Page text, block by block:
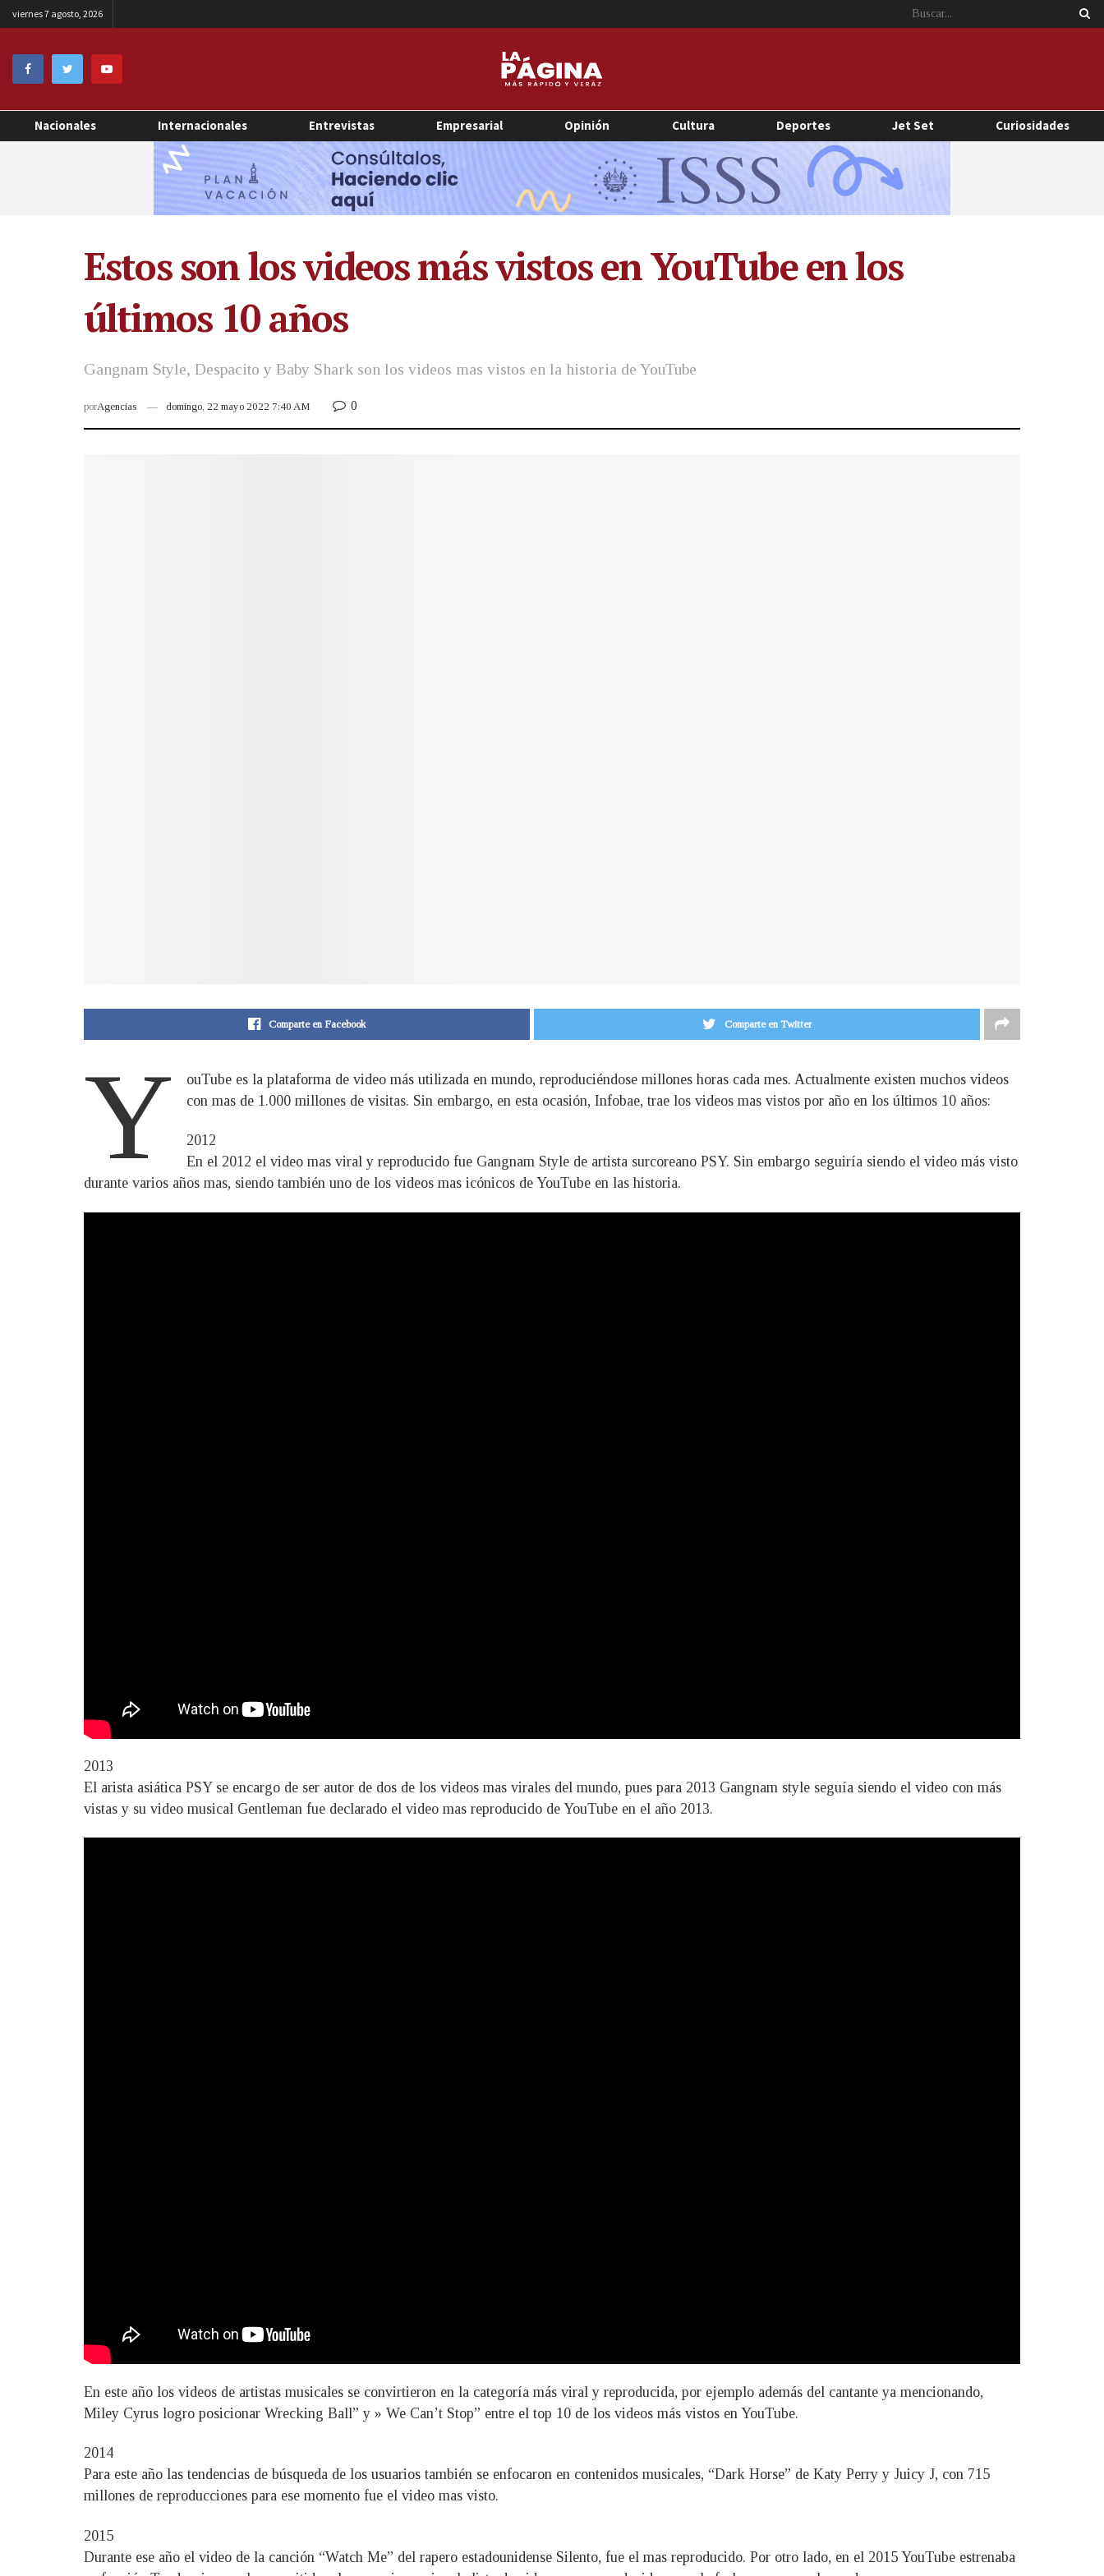
viernes 7 agosto, 2026
Nacionales Internacionales Entrevistas Empresarial Opinión Cultura Deportes Jet Set Curiosidades
Estos son los videos más vistos en YouTube en los
últimos 10 años
Gangnam Style, Despacito y Baby Shark son los videos mas vistos en la historia de YouTube
porAgencias domingo, 22 mayo 2022 7:40 AM 0
Comparte en Facebook Comparte en Twitter
Y
ouTube es la plataforma de video más utilizada en mundo, reproduciéndose millones horas cada mes. Actualmente existen muchos videos
con mas de 1.000 millones de visitas. Sin embargo, en esta ocasión, Infobae, trae los videos mas vistos por año en los últimos 10 años:
2012
En el 2012 el video mas viral y reproducido fue Gangnam Style de artista surcoreano PSY. Sin embargo seguiría siendo el video más visto
durante varios años mas, siendo también uno de los videos mas icónicos de YouTube en las historia.
2013
El arista asiática PSY se encargo de ser autor de dos de los videos mas virales del mundo, pues para 2013 Gangnam style seguía siendo el video con más
vistas y su video musical Gentleman fue declarado el video mas reproducido de YouTube en el año 2013.
En este año los videos de artistas musicales se convirtieron en la categoría más viral y reproducida, por ejemplo además del cantante ya mencionando,
Miley Cyrus logro posicionar Wrecking Ball” y » We Can’t Stop” entre el top 10 de los videos más vistos en YouTube.
2014
Para este año las tendencias de búsqueda de los usuarios también se enfocaron en contenidos musicales, “Dark Horse” de Katy Perry y Juicy J, con 715
millones de reproducciones para ese momento fue el video mas visto.
2015
Durante ese año el video de la canción “Watch Me” del rapero estadounidense Silento, fue el mas reproducido. Por otro lado, en el 2015 YouTube estrenaba